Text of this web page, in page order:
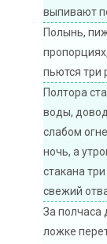
выпивают
Полынь,
пьются три
Полтора
воды,
слабом
ночь, а
стакана
свежий
За полчаса
ложке